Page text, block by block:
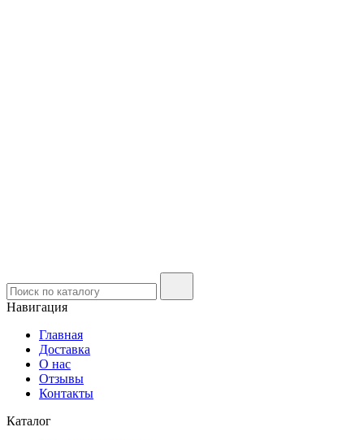
Навигация
Главная
Доставка
О нас
Отзывы
Контакты
Каталог